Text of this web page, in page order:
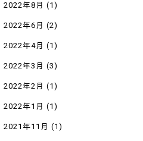
2022年8月 (1)
2022年6月 (2)
2022年4月 (1)
2022年3月 (3)
2022年2月 (1)
2022年1月 (1)
2021年11月 (1)